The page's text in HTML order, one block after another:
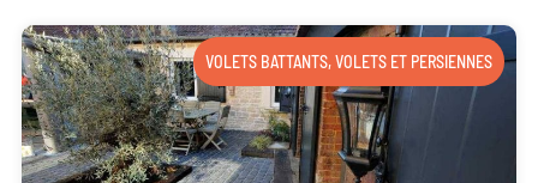
VOLETS BATTANTS,VOLETS ET PERSIENNES